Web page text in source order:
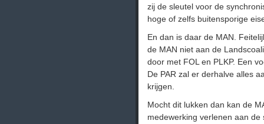
zij de sleutel voor de
hoge of zelfs buitensporige
En dan is daar de MAN.
de MAN niet aan de
door met FOL en PLKP. Een
De PAR zal er derhalve alles
krijgen.
Mocht dit lukken dan kan de
medewerking verlenen aan